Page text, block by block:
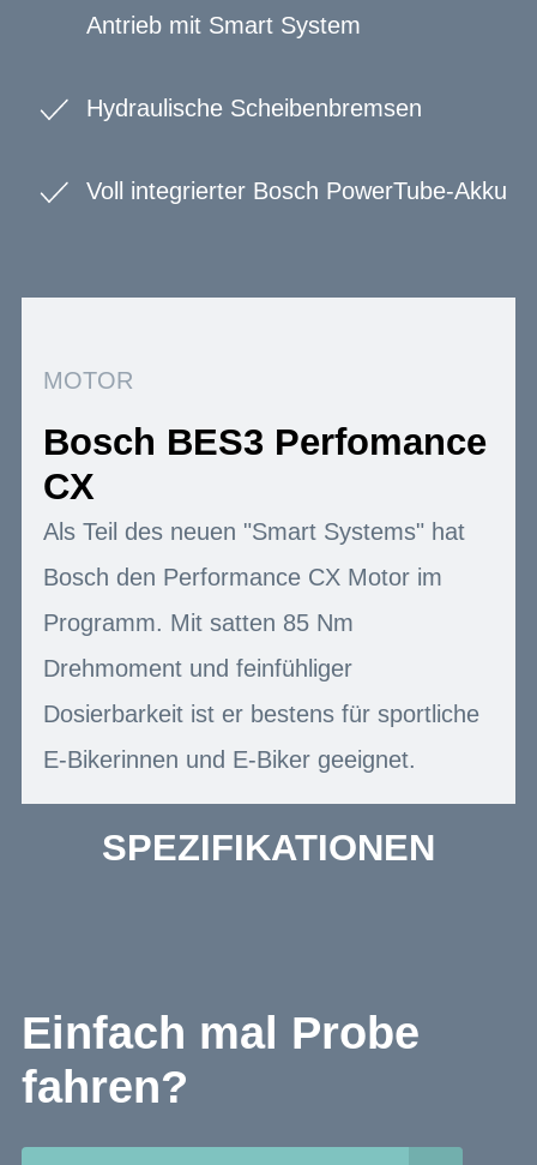
Antrieb mit Smart System
Hydraulische Scheibenbremsen
Voll integrierter Bosch PowerTube-Akku
MOTOR
Bosch BES3 Perfomance
CX
Als Teil des neuen "Smart Systems" hat
Bosch den Performance CX Motor im
Programm. Mit satten 85 Nm
Drehmoment und feinfühliger
Dosierbarkeit ist er bestens für sportliche
E-Bikerinnen und E-Biker geeignet.
SPEZIFIKATIONEN
Einfach mal Probe
fahren?